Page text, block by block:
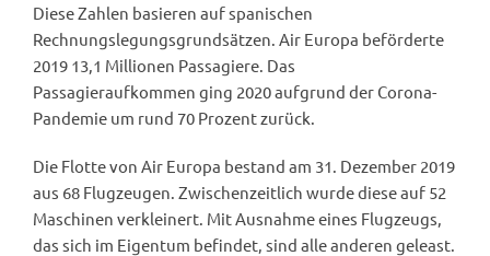
Diese Zahlen basieren auf spanischen
Rechnungslegungsgrundsätzen. Air Europa beförderte
2019 13,1 Millionen Passagiere. Das
Passagieraufkommen ging 2020 aufgrund der Corona-
Pandemie um rund 70 Prozent zurück.
Die Flotte von Air Europa bestand am 31. Dezember 2019
aus 68 Flugzeugen. Zwischenzeitlich wurde diese auf 52
Maschinen verkleinert. Mit Ausnahme eines Flugzeugs,
das sich im Eigentum befindet, sind alle anderen geleast.